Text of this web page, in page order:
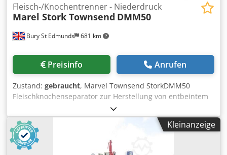
Bury St Edmunds 681 km
Fleisch-/Knochentrenner - Niederdruck
Marel Stork Townsend DMM50
Preisinfo Anrufen
Zustand: gebraucht, Marvel Townsend StorkDMM50
Fleischknochenseparator zur Herstellung von entbeintem
Fleisch bester Qualität bei niedrigem Druck in Verbindung
mit einem Baader oder SEPAmatic. Diese Maschine wurde
direkt aus einer geschlossenen Fleischfabrik in Schottland
übernommen. Es ist fast unmöglich, diese Maschinen auf
dem Gebrauchtmarkt zu finden. Djdpfxslkc I Ro Aa Uekr
Kleinanzeige